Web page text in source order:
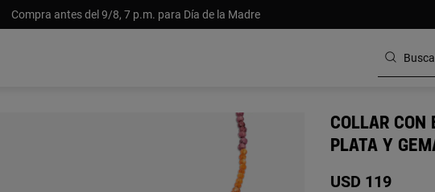
Compra antes del 9/8, 7 p.m. para Día de la Madre
COLLAR CON
PLATA Y
USD 119